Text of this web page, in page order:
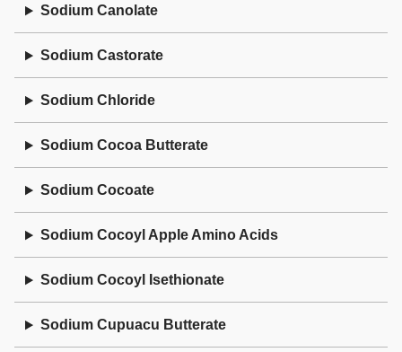
Sodium Canolate
Sodium Castorate
Sodium Chloride
Sodium Cocoa Butterate
Sodium Cocoate
Sodium Cocoyl Apple Amino Acids
Sodium Cocoyl Isethionate
Sodium Cupuacu Butterate